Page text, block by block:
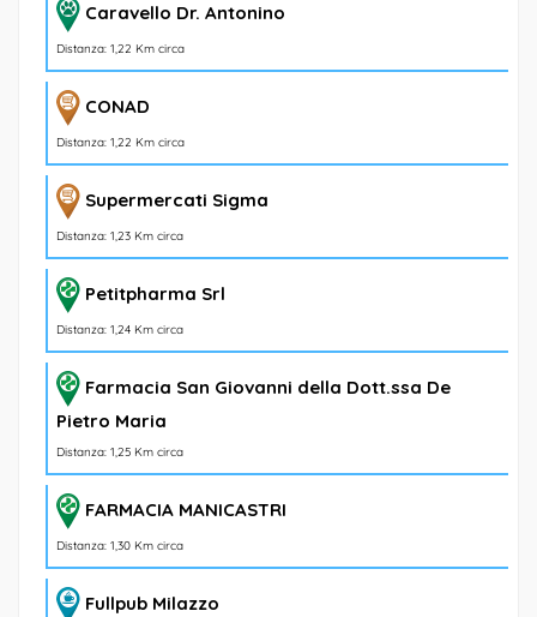
Caravello Dr. Antonino
Distanza: 1,22 Km circa
CONAD
Distanza: 1,22 Km circa
Supermercati Sigma
Distanza: 1,23 Km circa
Petitpharma Srl
Distanza: 1,24 Km circa
Farmacia San Giovanni della Dott.ssa De
Pietro Maria
Distanza: 1,25 Km circa
FARMACIA MANICASTRI
Distanza: 1,30 Km circa
Fullpub Milazzo